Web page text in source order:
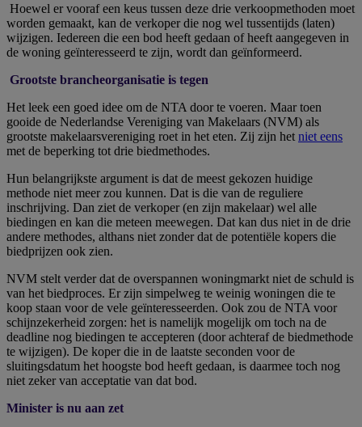
Hoewel er vooraf een keus tussen deze drie verkoopmethoden moet
worden gemaakt, kan de verkoper die nog wel tussentijds (laten)
wijzigen. Iedereen die een bod heeft gedaan of heeft aangegeven in
de woning geïnteresseerd te zijn, wordt dan geïnformeerd.
Grootste brancheorganisatie is tegen
Het leek een goed idee om de NTA door te voeren. Maar toen
gooide de Nederlandse Vereniging van Makelaars (NVM) als
grootste makelaarsvereniging roet in het eten. Zij zijn het niet eens
met de beperking tot drie biedmethodes.
Hun belangrijkste argument is dat de meest gekozen huidige
methode niet meer zou kunnen. Dat is die van de reguliere
inschrijving. Dan ziet de verkoper (en zijn makelaar) wel alle
biedingen en kan die meteen meewegen. Dat kan dus niet in de drie
andere methodes, althans niet zonder dat de potentiële kopers die
biedprijzen ook zien.
NVM stelt verder dat de overspannen woningmarkt niet de schuld is
van het biedproces. Er zijn simpelweg te weinig woningen die te
koop staan voor de vele geïnteresseerden. Ook zou de NTA voor
schijnzekerheid zorgen: het is namelijk mogelijk om toch na de
deadline nog biedingen te accepteren (door achteraf de biedmethode
te wijzigen). De koper die in de laatste seconden voor de
sluitingsdatum het hoogste bod heeft gedaan, is daarmee toch nog
niet zeker van acceptatie van dat bod.
Minister is nu aan zet